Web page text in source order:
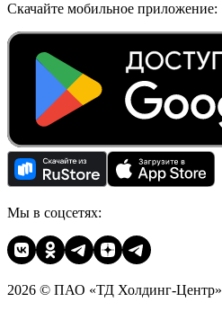
Скачайте мобильное приложение:
Мы в соцсетях:
2026 © ПАО «ТД Холдинг-Центр»